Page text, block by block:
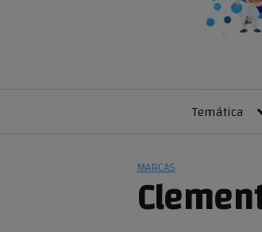
Temática
MARCAS